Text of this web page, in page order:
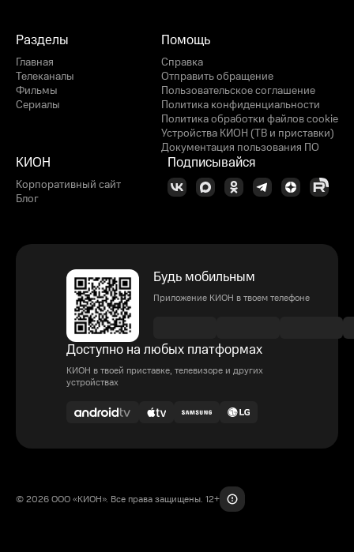
Разделы
Главная
Телеканалы
Фильмы
Сериалы
Помощь
Справка
Отправить обращение
Пользовательское соглашение
Политика конфиденциальности
Политика обработки файлов cookie
Устройства КИОН (ТВ и приставки)
Документация пользования ПО
КИОН
Корпоративный сайт
Блог
Подписывайся
Будь мобильным
Приложение КИОН в твоем телефоне
Доступно на любых платформах
КИОН в твоей приставке, телевизоре и других
устройствах
© 2026 ООО «КИОН». Все права защищены. 12+